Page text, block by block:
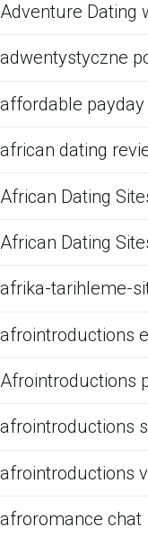
Adventure Dating
adwentystyczne
affordable payday
african dating
African Dating
African Dating
afrika-tarihleme-
afrointroductions
Afrointroductions
afrointroductions
afrointroductions
afroromance chat